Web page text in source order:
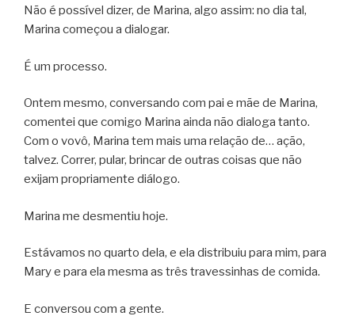
Não é possível dizer, de Marina, algo assim: no dia tal,
Marina começou a dialogar.
É um processo.
Ontem mesmo, conversando com pai e mãe de Marina,
comentei que comigo Marina ainda não dialoga tanto.
Com o vovô, Marina tem mais uma relação de… ação,
talvez. Correr, pular, brincar de outras coisas que não
exijam propriamente diálogo.
Marina me desmentiu hoje.
Estávamos no quarto dela, e ela distribuiu para mim, para
Mary e para ela mesma as três travessinhas de comida.
E conversou com a gente.